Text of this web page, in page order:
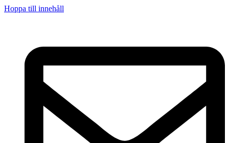
Hoppa till innehåll